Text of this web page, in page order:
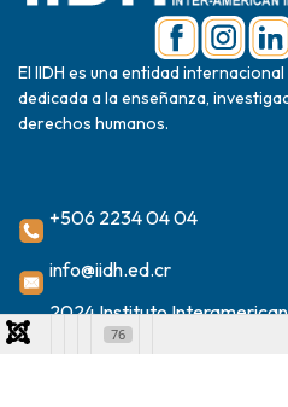
El IIDH es una entidad
dedicada a la enseñanza,
derechos humanos.
+506 2234 04 04
info@iidh.ed.cr
2024 Instituto
76